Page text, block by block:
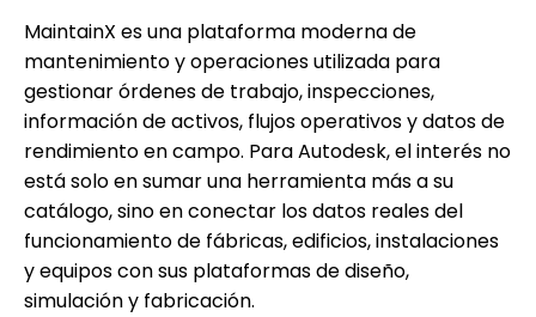
MaintainX es una plataforma moderna de
mantenimiento y operaciones utilizada para
gestionar órdenes de trabajo, inspecciones,
información de activos, flujos operativos y datos de
rendimiento en campo. Para Autodesk, el interés no
está solo en sumar una herramienta más a su
catálogo, sino en conectar los datos reales del
funcionamiento de fábricas, edificios, instalaciones
y equipos con sus plataformas de diseño,
simulación y fabricación.